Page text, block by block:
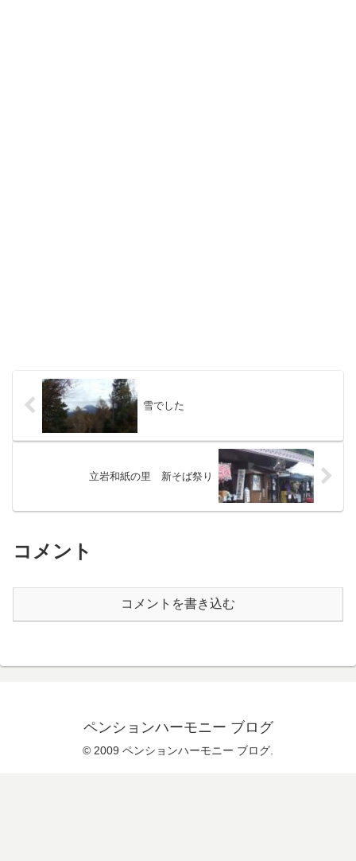
雪でした
立岩和紙の里 新そば祭り
コメント
コメントを書き込む
ペンションハーモニー ブログ
© 2009 ペンションハーモニー ブログ.